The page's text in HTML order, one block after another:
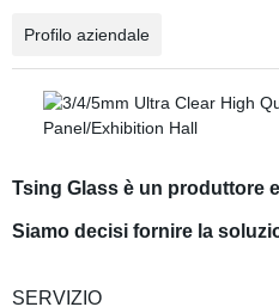
Profilo aziendale
Tsing Glass è un produttore
Siamo decisi fornire la
SERVIZIO